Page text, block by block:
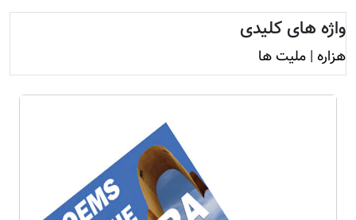
واژه های کلیدی
هزاره | ملیت ها